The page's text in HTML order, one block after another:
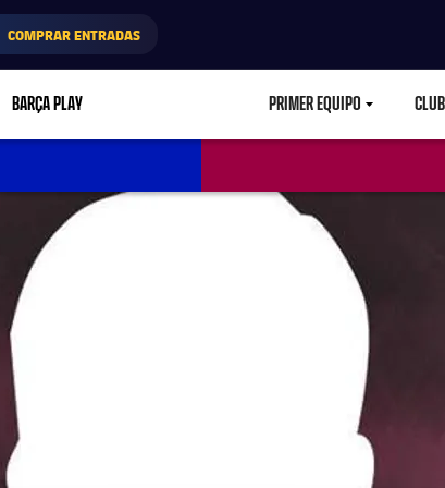
COMPRAR ENTRADAS
BARÇA PLAY PRIMER EQUIPO CLUB